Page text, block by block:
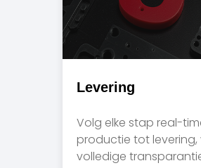
Levering
Volg elke stap real-
productie tot levering,
volledige